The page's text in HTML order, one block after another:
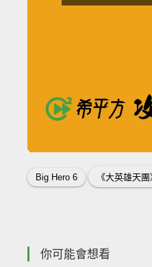
希平方
破解了
Big Hero 6 《大英雄天團
你可能會想看